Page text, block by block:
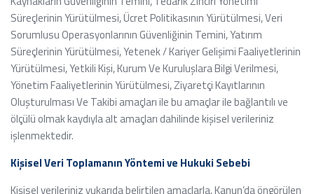
Süreçlerinin Yürütülmesi, Ücret Politikasının Yürütülmesi, Veri
Sorumlusu Operasyonlarının Güvenliğinin Temini, Yatırım
Süreçlerinin Yürütülmesi, Yetenek / Kariyer Gelişimi Faaliyetlerinin
Yürütülmesi, Yetkili Kişi, Kurum Ve Kuruluşlara Bilgi Verilmesi,
Yönetim Faaliyetlerinin Yürütülmesi, Ziyaretçi Kayıtlarının
Oluşturulması Ve Takibi amaçları ile bu amaçlar ile bağlantılı ve
ölçülü olmak kaydıyla alt amaçları dahilinde kişisel verileriniz
işlenmektedir.
Kişisel Veri Toplamanın Yöntemi ve Hukuki Sebebi
Kişisel verileriniz yukarıda belirtilen amaçlarla, Kanun’da öngörülen